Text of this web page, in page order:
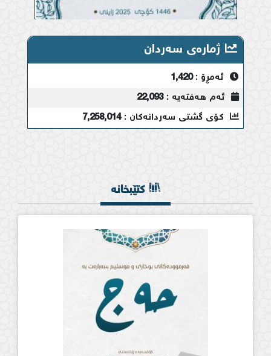
ژمارەی سەردان
ئەمڕۆ :1,420
ئەم هەفتەیە :22,093
کۆی گشتی سەردانەکان :7,258,014
کتێبخانە